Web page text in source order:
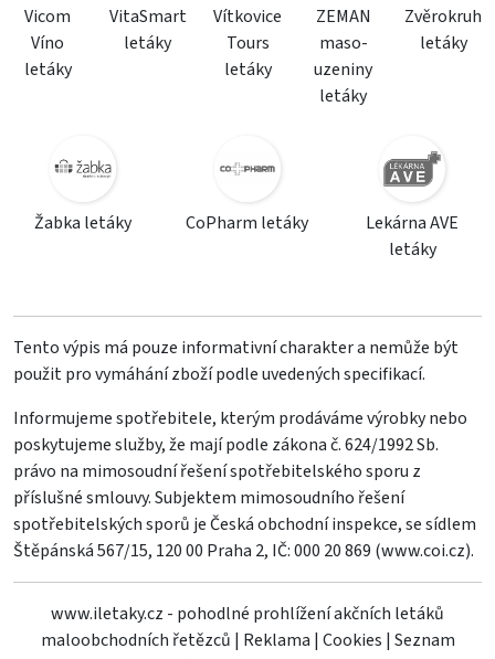
Vicom
Víno
letáky
VitaSmart
letáky
Vítkovice
Tours
letáky
ZEMAN
maso-
uzeniny
letáky
Zvěrokruh
letáky
Žabka letáky CoPharm letáky
Lekárna AVE
letáky
Tento výpis má pouze informativní charakter a nemůže být
použit pro vymáhání zboží podle uvedených specifikací.
Informujeme spotřebitele, kterým prodáváme výrobky nebo
poskytujeme služby, že mají podle zákona č. 624/1992 Sb.
právo na mimosoudní řešení spotřebitelského sporu z
příslušné smlouvy. Subjektem mimosoudního řešení
spotřebitelských sporů je Česká obchodní inspekce, se sídlem
Štěpánská 567/15, 120 00 Praha 2, IČ: 000 20 869 (www.coi.cz).
www.iletaky.cz - pohodlné prohlížení akčních letáků
maloobchodních řetězců | Reklama | Cookies | Seznam